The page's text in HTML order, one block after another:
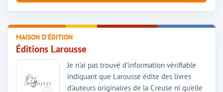
MAISON D'ÉDITION
Éditions Larousse
Je n'ai pas trouvé d'information vérifiable
indiquant que Larousse édite des livres
d'auteurs originaires de la Creuse ni qu'elle